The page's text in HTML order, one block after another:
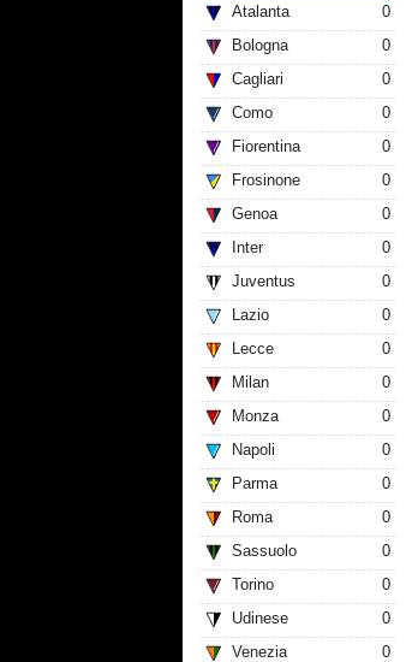
Atalanta
0
Bologna
0
Cagliari
0
Como
0
Fiorentina
0
Frosinone
0
Genoa
0
Inter
0
Juventus
0
Lazio
0
Lecce
0
Milan
0
Monza
0
Napoli
0
Parma
0
Roma
0
Sassuolo
0
Torino
0
Udinese
0
Venezia
0